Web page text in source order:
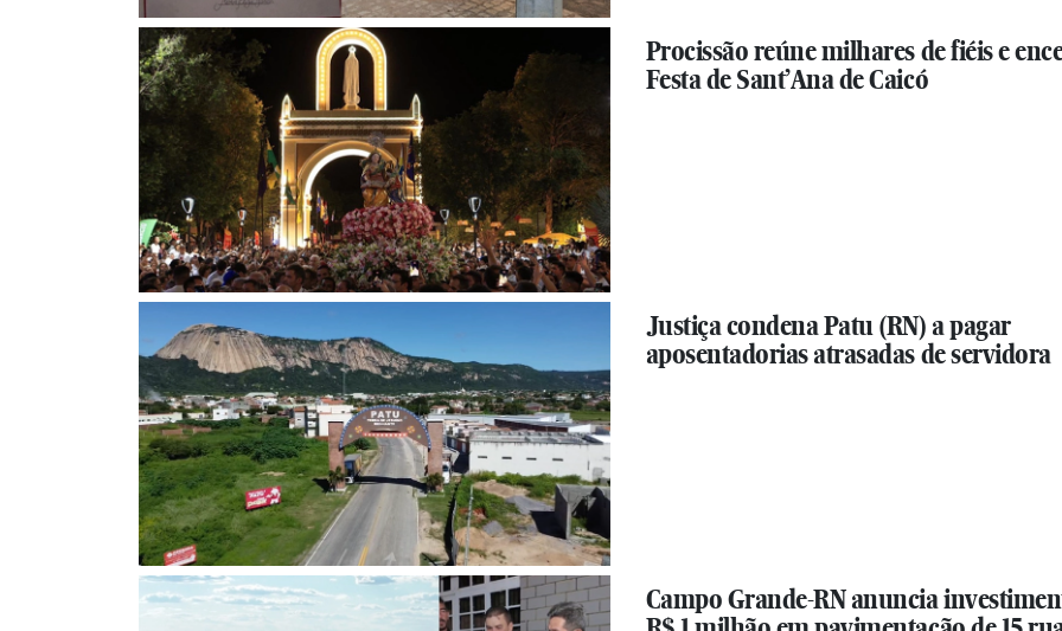
Procissão reúne milhares de fiéis e
Festa de Sant’Ana de Caicó
Justiça condena Patu (RN) a pagar
aposentadorias atrasadas de servidora
Campo Grande-RN anuncia